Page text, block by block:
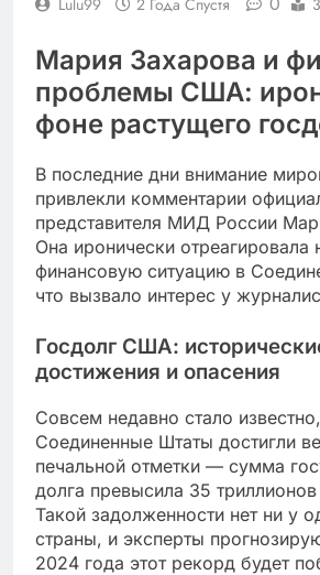
Мария Захарова и
проблемы США:
фоне растущего
В последние дни внимание
привлекли комментарии
представителя МИД России
Она иронически
финансовую ситуацию в
что вызвало интерес у
Госдолг США:
достижения и опасения
Совсем недавно стало
Соединенные Штаты достигли
печальной отметки — сумма
долга превысила 35
Такой задолженности нет ни у
страны, и эксперты
2024 года этот рекорд будет